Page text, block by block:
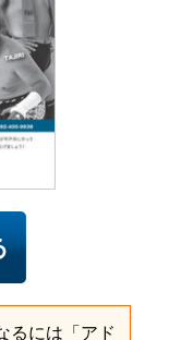
るには「アド